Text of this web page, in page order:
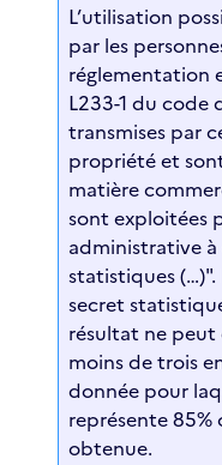
L’utilisation
par les
réglementation
L233-1 du code
transmises par
propriété et
matière
sont exploitées
administrative à
statistiques (…)".
secret
résultat ne peut
moins de trois
donnée pour
représente 85%
obtenue.